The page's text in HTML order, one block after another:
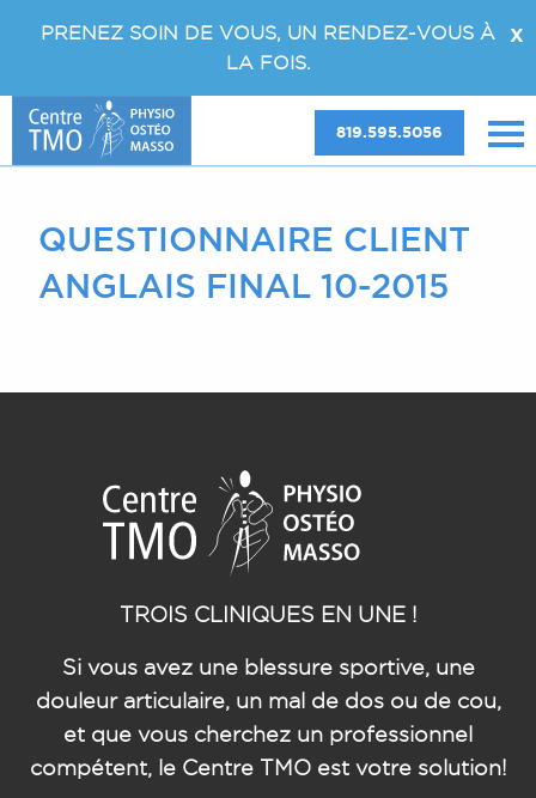
X
PRENEZ SOIN DE VOUS, UN RENDEZ-VOUS À
LA FOIS.
819.595.5056
QUESTIONNAIRE CLIENT
ANGLAIS FINAL 10-2015
TROIS CLINIQUES EN UNE !
Si vous avez une blessure sportive, une
douleur articulaire, un mal de dos ou de cou,
et que vous cherchez un professionnel
compétent, le Centre TMO est votre solution!